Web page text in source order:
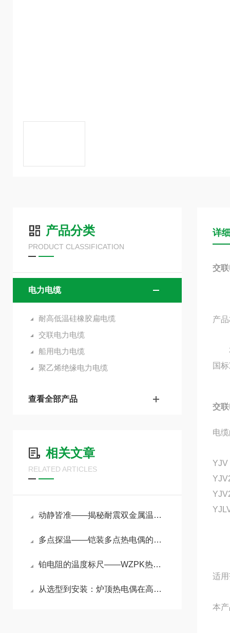
产品分类
PRODUCT CLASSIFICATION
电力电缆
耐高低温硅橡胶扁电缆
交联电力电缆
船用电力电缆
聚乙烯绝缘电力电缆
查看全部产品
相关文章
RELATED ARTICLES
动静皆准——揭秘耐震双金属温度计在强振动环境下的测温奥秘
多点探温——铠装多点热电偶的原理与选型指南
铂电阻的温度标尺——WZPK热电阻原理与精密测温应用
从选型到安装：炉顶热电偶在高温恶劣环境中的可靠设计与工程实践
详
交
产
本
国
交
电
YJV
适
本